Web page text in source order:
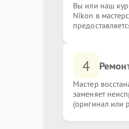
Вы или наш
Nikon в
4
Мастер
заменяет
(оригинал или